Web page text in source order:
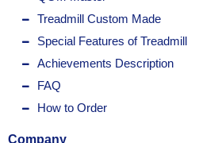
Treadmill Custom Made
Special Features of Treadmill
Achievements Description
FAQ
How to Order
Company